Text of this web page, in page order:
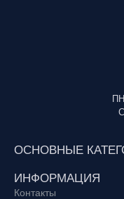
ОСНОВНЫЕ
ИНФОРМАЦИЯ
Контакты